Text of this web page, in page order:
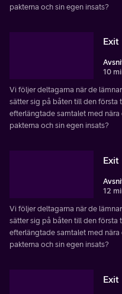
pakterna och sin egen insats?
Exit
10
Vi följer deltagarna när de
sätter sig på båten till den
efterlängtade samtalet med nära
pakterna och sin egen insats?
Exit
12
Vi följer deltagarna när de
sätter sig på båten till den
efterlängtade samtalet med nära
pakterna och sin egen insats?
Exit